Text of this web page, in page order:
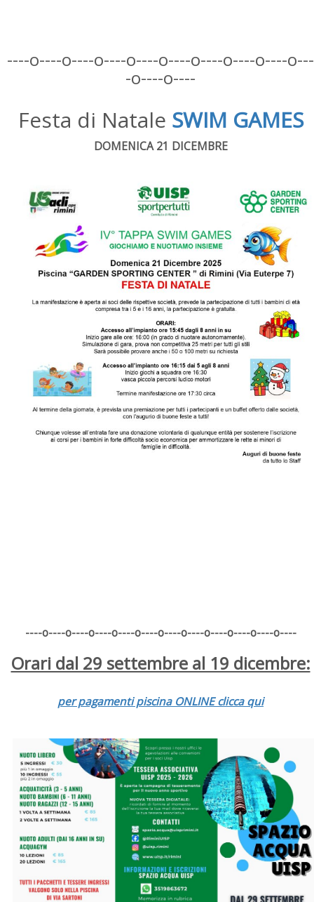
----o----o----o----o----o----o----o----o----o---
-o----o----
Festa di Natale SWIM GAMES
DOMENICA 21 DICEMBRE
----o----o----o----o----o----o----o----o----o----o----o----
Orari dal 29 settembre al 19 dicembre:
per pagamenti piscina ONLINE clicca qui